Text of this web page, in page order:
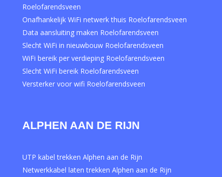
Roelofarendsveen
Onafhankelijk WiFi netwerk thuis Roelofarendsveen
Data aansluiting maken Roelofarendsveen
Slecht WiFi in nieuwbouw Roelofarendsveen
WiFi bereik per verdieping Roelofarendsveen
Slecht WiFi bereik Roelofarendsveen
Versterker voor wifi Roelofarendsveen
ALPHEN AAN DE RIJN
UTP kabel trekken Alphen aan de Rijn
Netwerkkabel laten trekken Alphen aan de Rijn